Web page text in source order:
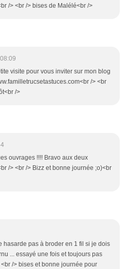
/> <br /> bises de Malélé<br />
visite pour vous inviter sur mon blog
/> <br
/>
ouvrages !!!! Bravo aux deux
/> <br /> Bizz et bonne journée ;o)<br
hasarde pas à broder en 1 fil si je dois
... essayé une fois et toujours pas
/> bises et bonne journée pour